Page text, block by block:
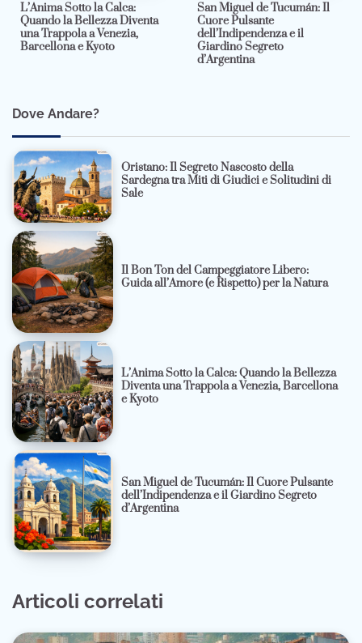
L’Anima Sotto la Calca:
Quando la Bellezza Diventa
una Trappola a Venezia,
Barcellona e Kyoto
San Miguel de Tucumán: Il
Cuore Pulsante
dell’Indipendenza e il
Giardino Segreto
d’Argentina
Dove Andare?
Oristano: Il Segreto Nascosto della
Sardegna tra Miti di Giudici e Solitudini di
Sale
Il Bon Ton del Campeggiatore Libero:
Guida all’Amore (e Rispetto) per la Natura
L’Anima Sotto la Calca: Quando la Bellezza
Diventa una Trappola a Venezia, Barcellona
e Kyoto
San Miguel de Tucumán: Il Cuore Pulsante
dell’Indipendenza e il Giardino Segreto
d’Argentina
Articoli correlati